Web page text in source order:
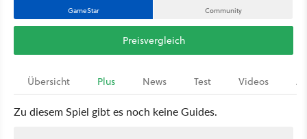
GameStar Community
Preisvergleich
Übersicht Plus News Test Videos
Zu diesem Spiel gibt es noch keine Guides.